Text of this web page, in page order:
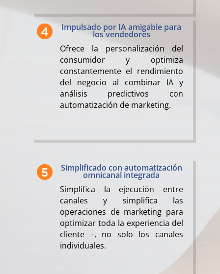
Impulsado por IA amigable para
los vendedores
Ofrece la personalización del
consumidor y optimiza
constantemente el rendimiento
del negocio al combinar IA y
análisis predictivos con
automatización de marketing.
Simplificado con automatización
omnicanal integrada
Simplifica la ejecución entre
canales y simplifica las
operaciones de marketing para
optimizar toda la experiencia del
cliente –, no solo los canales
individuales.
..